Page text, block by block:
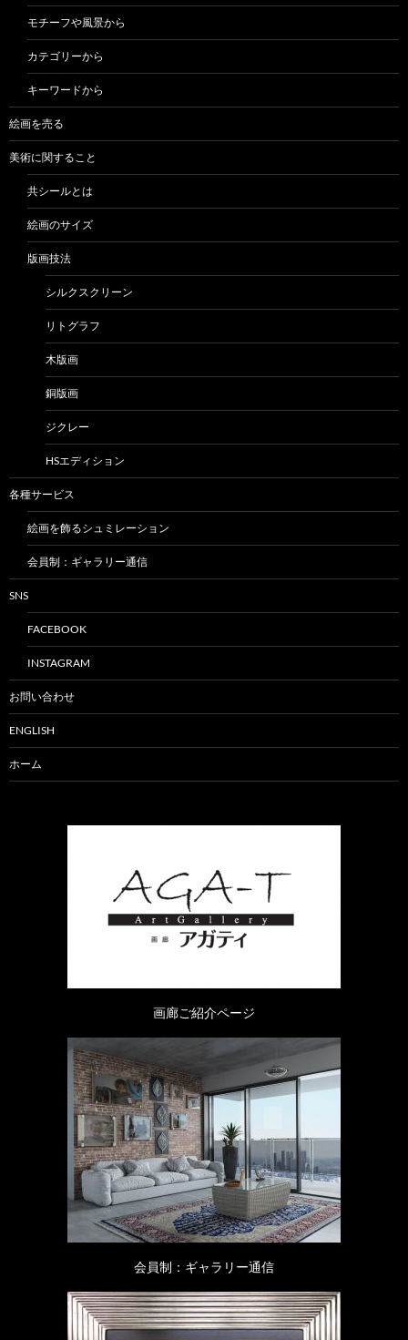
モチーフや風景から
カテゴリーから
キーワードから
絵画を売る
美術に関すること
共シールとは
絵画のサイズ
版画技法
シルクスクリーン
リトグラフ
木版画
銅版画
ジクレー
HSエディション
各種サービス
絵画を飾るシュミレーション
会員制：ギャラリー通信
SNS
FACEBOOK
INSTAGRAM
お問い合わせ
ENGLISH
ホーム
画廊ご紹介ページ
会員制：ギャラリー通信